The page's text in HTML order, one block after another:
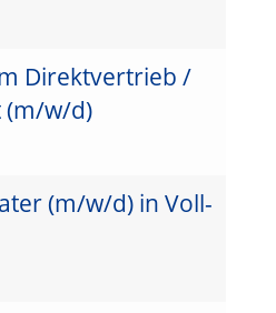
Direktvertrieb /
(m/w/d)
(m/w/d) in Voll-